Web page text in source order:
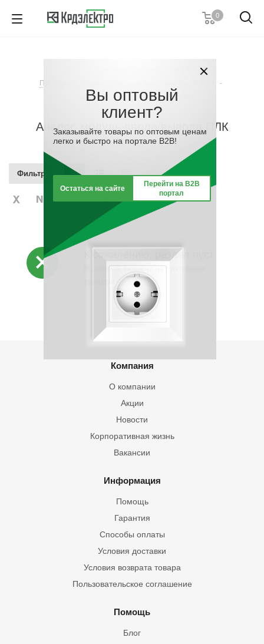
0
Программируемые логические контроллеры (ПЛК)
-
Аналог. модуль ввода/вывода ПЛК
Аналог. модуль ввода/вывода ПЛК
Фильтр
К сожалению, раздел пуст
В данный момент нет активных
Компания
О компании
Акции
Новости
Корпоративная жизнь
Вакансии
Информация
Помощь
Гарантия
Способы оплаты
Условия доставки
Условия возврата товара
Пользовательское соглашение
Помощь
Блог
Вы оптовый
клиент?
Заказывайте товары по оптовым ценам
легко и быстро на портале B2B!
Остаться на сайте
Перейти на B2B
портал